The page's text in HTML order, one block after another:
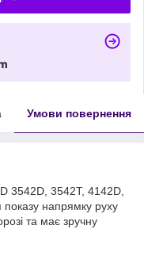
Умови повернення
3542D, 3542T, 4142D,
напрямку руху
та має зручну